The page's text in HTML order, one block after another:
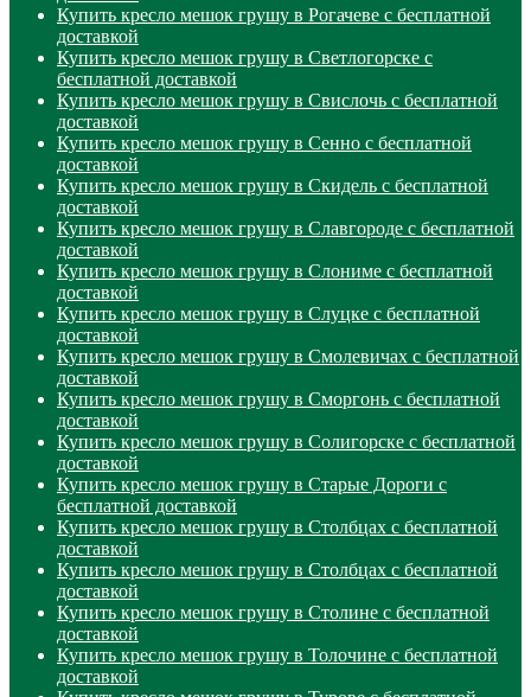
Купить кресло мешок грушу в Рогачеве с бесплатной
доставкой
Купить кресло мешок грушу в Светлогорске с
бесплатной доставкой
Купить кресло мешок грушу в Свислочь с бесплатной
доставкой
Купить кресло мешок грушу в Сенно с бесплатной
доставкой
Купить кресло мешок грушу в Скидель с бесплатной
доставкой
Купить кресло мешок грушу в Славгороде с бесплатной
доставкой
Купить кресло мешок грушу в Слониме с бесплатной
доставкой
Купить кресло мешок грушу в Слуцке с бесплатной
доставкой
Купить кресло мешок грушу в Смолевичах с бесплатной
доставкой
Купить кресло мешок грушу в Сморгонь с бесплатной
доставкой
Купить кресло мешок грушу в Солигорске с бесплатной
доставкой
Купить кресло мешок грушу в Старые Дороги с
бесплатной доставкой
Купить кресло мешок грушу в Столбцах с бесплатной
доставкой
Купить кресло мешок грушу в Столбцах с бесплатной
доставкой
Купить кресло мешок грушу в Столине с бесплатной
доставкой
Купить кресло мешок грушу в Толочине с бесплатной
доставкой